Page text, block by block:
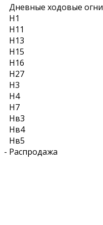
-
Дневные ходовые огни
Н1
Н11
Н13
Н15
Н16
Н27
Н3
Н4
Н7
Нв3
Нв4
Нв5
Распродажа